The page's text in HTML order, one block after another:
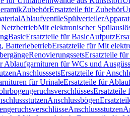
ZubehörErsatzteile für Zubehör
AblaufventileSpülverteiler
Mit elektronischer
BasicErsatzteile für BasicAufputz
BatteriebetriebErsatzteile für Mit
RenovierungssetsErsatzteile
Ablaufgarnituren für WCs und
AnschlusssetsErsatzteile für
für UrinaleErsatzteile für
Ersatzteile
Anschlussbögen
Anschlussstutzen